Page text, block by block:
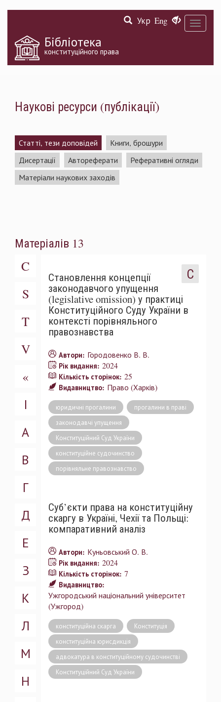
Toggle
Укр Eng
Бібліотека
конституційного права
Наукові ресурси (публікації)
Статті, тези доповідей
Книги, брошури
Дисертації
Автореферати
Реферативні огляди
Матеріали наукових заходів
Матеріалів 13
C
S
T
V
«
І
А
В
Г
Д
Е
З
К
Л
М
Н
С
Становлення концепції
законодавчого упущення
(legislative omission) у практиці
Конституційного Суду України в
контексті порівняльного
правознавства
Автори: Городовенко В. В.
Рік видання: 2024
Кількість сторінок: 25
Видавництво: Право (Харків)
юридичні прогалини
прогалини в праві
законодавчі упущення
Конституційний Суд України
конституційне судочинство
порівняльне правознавство
Суб’єкти права на конституційну
скаргу в Україні, Чехії та Польщі:
компаративний аналіз
Автори: Куньовський О. В.
Рік видання: 2024
Кількість сторінок: 7
Видавництво:
Ужгородський національний університет
(Ужгород)
конституційна скарга
Конституція
конституційна юрисдикція
адвокатура в конституційному судочинстві
Конституційний Суд України